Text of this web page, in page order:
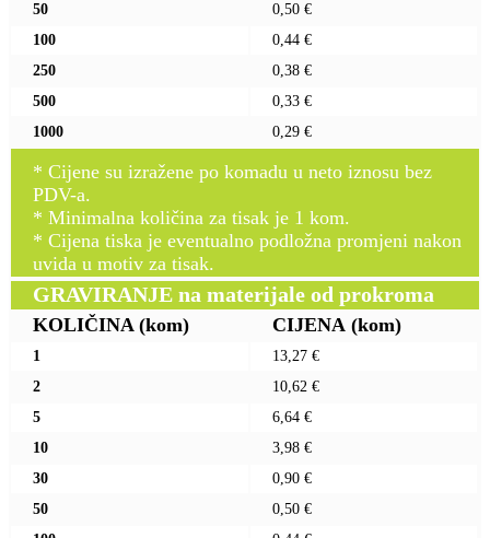
50
0,50 €
100
0,44 €
250
0,38 €
500
0,33 €
1000
0,29 €
* Cijene su izražene po komadu u neto iznosu bez
PDV-a.
* Minimalna količina za tisak je 1 kom.
* Cijena tiska je eventualno podložna promjeni nakon
uvida u motiv za tisak.
GRAVIRANJE na materijale od prokroma
KOLIČINA (kom) CIJENA (kom)
1
13,27 €
2
10,62 €
5
6,64 €
10
3,98 €
30
0,90 €
50
0,50 €